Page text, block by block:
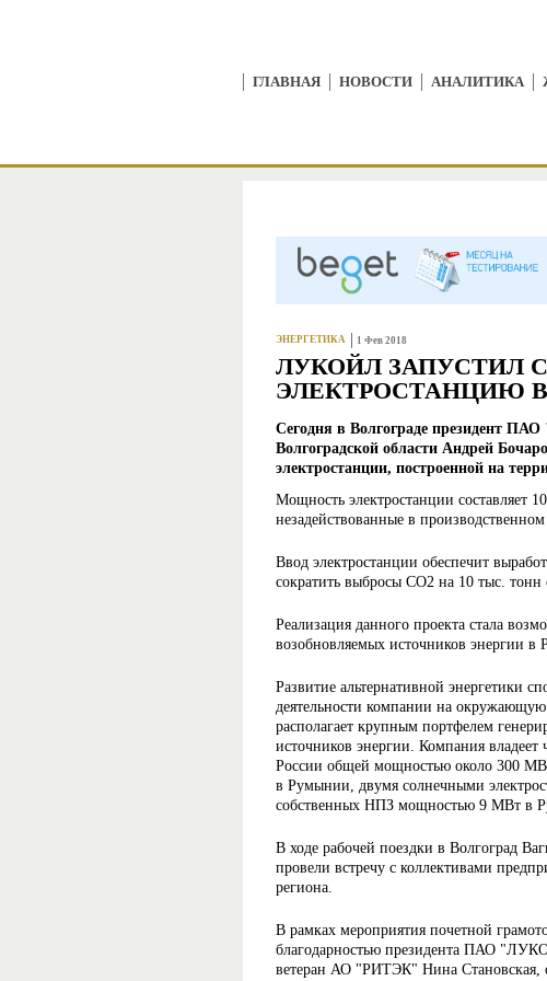
ГЛАВНАЯ НОВОСТИ АНАЛИТИКА
ЭНЕРГЕТИКА 1 Фев 2018
ЛУКОЙЛ ЗАПУСТИЛ
ЭЛЕКТРОСТАНЦИЮ В
Сегодня в Волгограде президент
Волгоградской области Андрей
электростанции, построенной на
Мощность электростанции составляет
незадействованные в
Ввод электростанции обеспечит
сократить выбросы СО2 на 10 тыс. тонн
Реализация данного проекта стала
возобновляемых источников энергии в
Развитие альтернативной энергетики
деятельности компании на
располагает крупным портфелем
источников энергии. Компания владеет
России общей мощностью около 300
в Румынии, двумя солнечными
собственных НПЗ мощностью 9 МВт в
В ходе рабочей поездки в Волгоград
провели встречу с коллективами
региона.
В рамках мероприятия почетной
благодарностью президента ПАО
ветеран АО "РИТЭК" Нина Становская,